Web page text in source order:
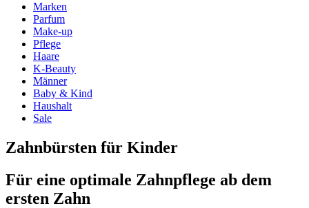
Marken
Parfum
Make-up
Pflege
Haare
K-Beauty
Männer
Baby & Kind
Haushalt
Sale
Zahnbürsten für Kinder
Für eine optimale Zahnpflege ab dem
ersten Zahn